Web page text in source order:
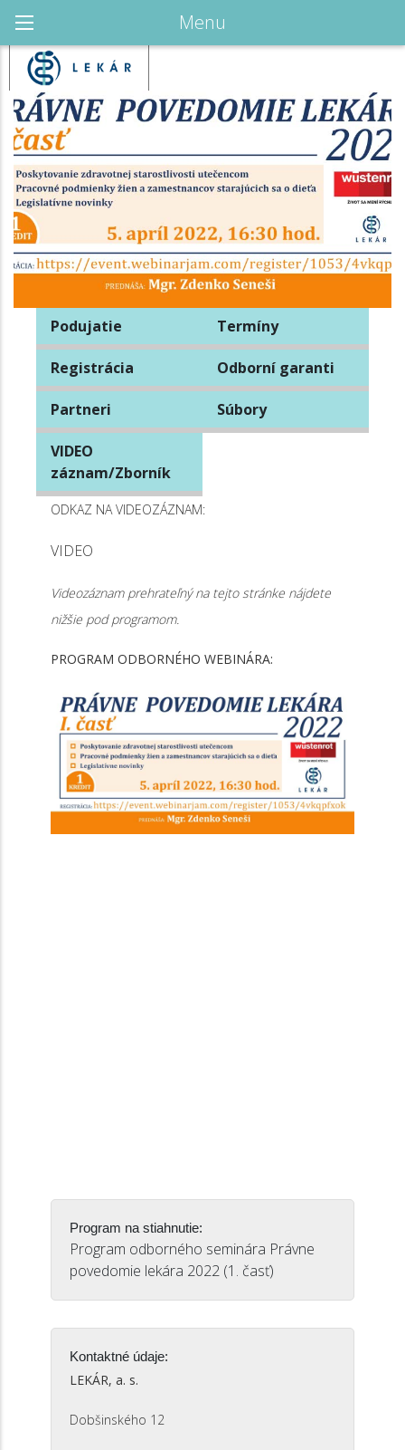
Menu
Podujatie Termíny
Registrácia Odborní garanti
Partneri Súbory
VIDEO
záznam/Zborník
ODKAZ NA VIDEOZÁZNAM:
VIDEO
Videozáznam prehrateľný na tejto stránke nájdete
nižšie pod programom.
PROGRAM ODBORNÉHO WEBINÁRA:
Program na stiahnutie:
Program odborného seminára Právne
povedomie lekára 2022 (1. časť)
Kontaktné údaje:
LEKÁR, a. s.
Dobšinského 12